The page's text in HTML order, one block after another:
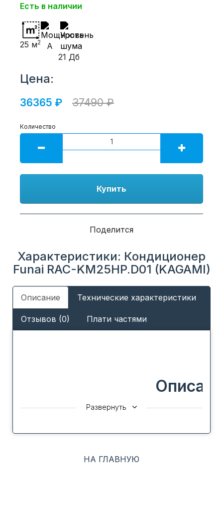
Есть в наличии
25 м2
A
21 Дб
Цена:
36365 ₽ 37490 ₽
Количество
Купить
Поделится
Характеристики: Кондиционер
Funai RAC-KM25HP.D01 (KAGAMI)
Описание Технические характеристики
Отзывов (0) Плати частями
Сутью концепции является создание для человека
Развернуть
НА ГЛАВНУЮ